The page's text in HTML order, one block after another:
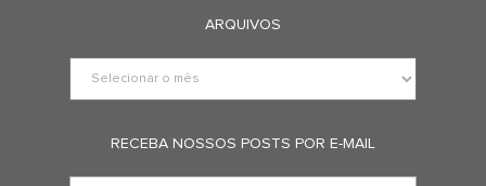
ARQUIVOS
RECEBA NOSSOS POSTS POR E-MAIL